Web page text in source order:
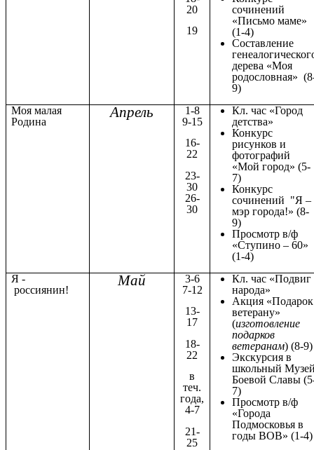
20
19
сочинений
«Письмо маме»
(1-4)
Составление
дерева «Моя
родословная»
9)
Моя малая
Родина
Апрель
1-8
9-15
16-
22
23-
30
26-
30
Кл. час «Город
детства»
Конкурс
рисунков и
фотографий
«Мой город» (5-
7)
Конкурс
сочинений "Я –
мэр города!» (8-
9)
Просмотр в/ф
«Ступино – 60»
(1-4)
Я -
россиянин!
Май
3-6
7-12
13-
17
18-
22
в
теч.
года,
4-7
21-
25
Кл. час «Подвиг
народа»
Акция «Подарок
ветерану»
(изготовление
подарков
ветеранам) (8-9)
Экскурсия в
школьный
Боевой Славы
7)
Просмотр в/ф
«Города
Подмосковья в
годы ВОВ» (1-4)